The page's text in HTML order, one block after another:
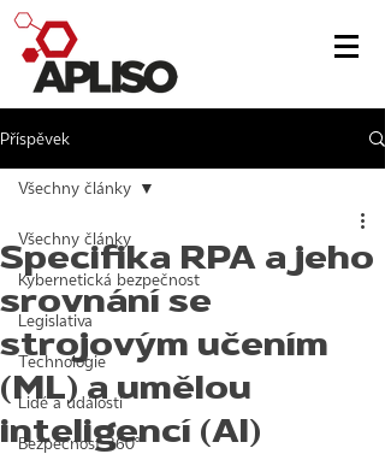
Příspěvek
Všechny články
Kybernetická bezpečnost
Legislativa
Technologie
Lidé a události
Bezpečnost 360°
Všechny články
Specifika RPA a jeho
srovnání se
strojovým učením
(ML) a umělou
inteligencí (AI)